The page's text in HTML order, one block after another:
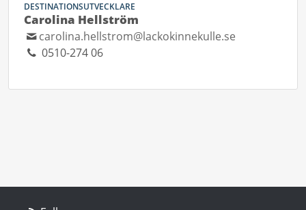
DESTINATIONSUTVECKLARE
Carolina Hellström
carolina.hellstrom@lackokinnekulle.se
0510-274 06